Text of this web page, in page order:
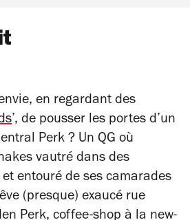
en regardant des
’, de pousser les portes d’un
Perk ? Un QG où
vautré dans des
entouré de ses camarades
(presque) exaucé rue
Perk, coffee-shop à la new-